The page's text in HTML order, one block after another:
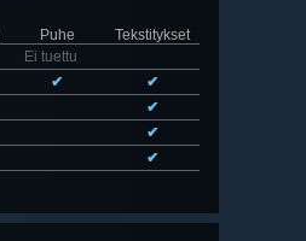
Puhe
Tekstitykset
Ei tuettu
✔
✔
✔
✔
✔